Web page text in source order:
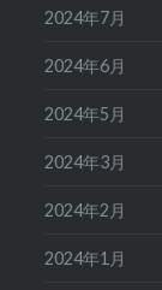
2024年7月
2024年6月
2024年5月
2024年3月
2024年2月
2024年1月